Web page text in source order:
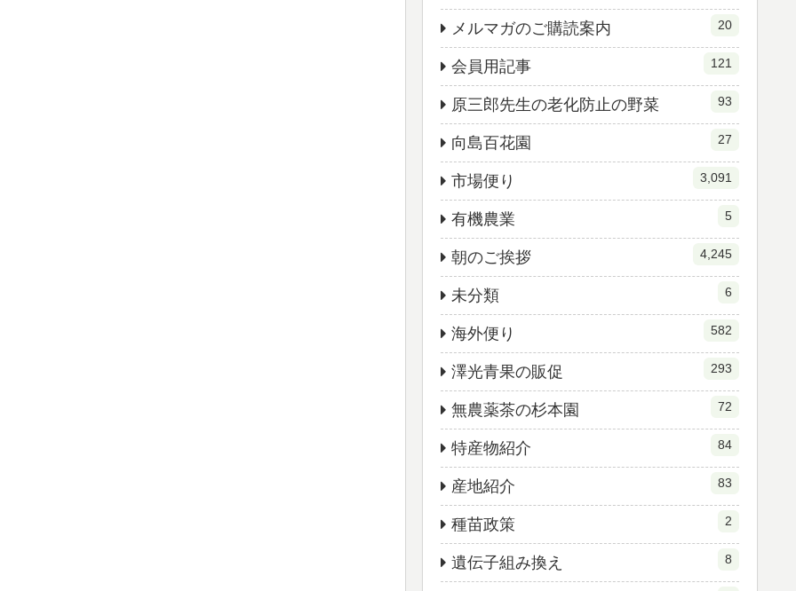
メルマガのご購読案内 20
会員用記事 121
原三郎先生の老化防止の野菜 93
向島百花園 27
市場便り 3,091
有機農業 5
朝のご挨拶 4,245
未分類 6
海外便り 582
澤光青果の販促 293
無農薬茶の杉本園 72
特産物紹介 84
産地紹介 83
種苗政策 2
遺伝子組み換え 8